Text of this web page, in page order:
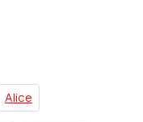
Alice